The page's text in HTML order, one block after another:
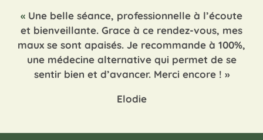
« Une belle séance, professionnelle à l’écoute
et bienveillante. Grace à ce rendez-vous, mes
maux se sont apaisés. Je recommande à 100%,
une médecine alternative qui permet de se
sentir bien et d’avancer. Merci encore ! »
Elodie